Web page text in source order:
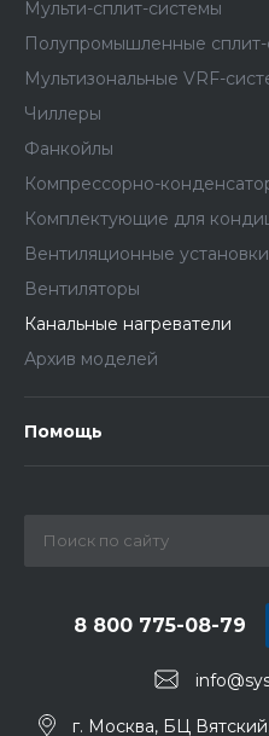
Мульти-сплит-системы
Полупромышленные
Мультизональные VRF-
Чиллеры
Фанкойлы
Компрессорно-
Комплектующие для
Вентиляционные установки
Вентиляторы
Канальные нагреватели
Архив моделей
Помощь
8 800 775-08-79
г. Москва, БЦ